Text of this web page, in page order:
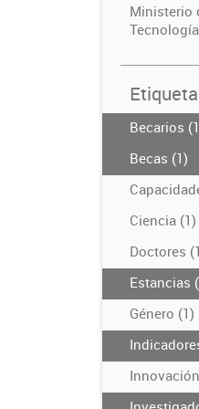
Ministerio
Becarios
Becas (1)
Ciencia (1)
Doctores
Estancias
Género (1)